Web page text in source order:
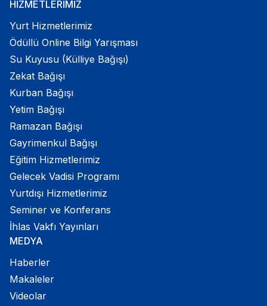
HİZMETLERİMİZ
Yurt Hizmetlerimiz
Ödüllü Online Bilgi Yarışması
Su Kuyusu (Külliye Bağışı)
Zekat Bağışı
Kurban Bağışı
Yetim Bağışı
Ramazan Bağışı
Gayrimenkul Bağışı
Eğitim Hizmetlerimiz
Gelecek Vadisi Programı
Yurtdışı Hizmetlerimiz
Seminer ve Konferans
İhlas Vakfı Yayınları
MEDYA
Haberler
Makaleler
Videolar